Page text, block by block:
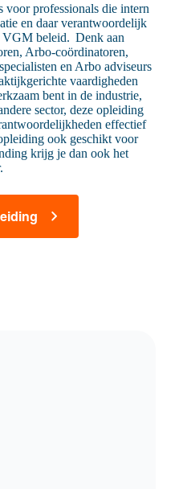
professionals die intern
en daar verantwoordelijk
VGM beleid. Denk aan
Arbo-coördinatoren,
en Arbo adviseurs
vaardigheden
bent in de industrie,
sector, deze opleiding
effectief
ook geschikt voor
krijg je dan ook het